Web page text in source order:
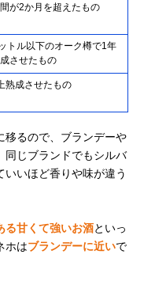
が2か月を超えたもの
トル以下のオーク樽で1年
させたもの
熟成させたもの
移るので、ブランデーや
同じブランドでもシルバ
いほど香りや味が違う
る甘くて強いお酒といっ
ホはブランデーに近いで